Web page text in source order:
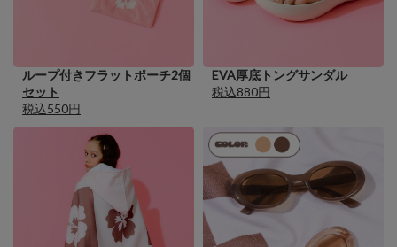
ループ付きフラットポーチ2個
セット
税込550円
EVA厚底トングサンダル
税込880円